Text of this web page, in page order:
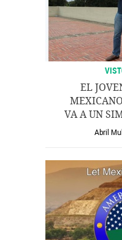
EL
VA A UN
Abril